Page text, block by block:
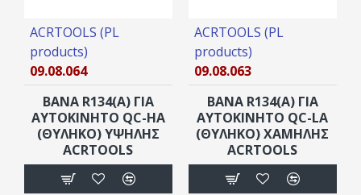
ACRTOOLS (PL
products)
09.08.064
ΒΑΝΑ R134(A) ΓΙΑ
ΑΥΤΟΚΊΝΗΤΟ QC-HA
(ΘΥΛΗΚΌ) ΥΨΗΛΉΣ
ACRTOOLS
ACRTOOLS (PL
products)
09.08.063
ΒΑΝΑ R134(A) ΓΙΑ
ΑΥΤΟΚΊΝΗΤΟ QC-LA
(ΘΥΛΗΚΌ) ΧΑΜΗΛΉΣ
ACRTOOLS